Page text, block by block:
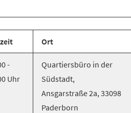
Ort
-
Uhr
Quartiersbüro in der
Südstadt,
Ansgarstraße 2a, 33098
Paderborn